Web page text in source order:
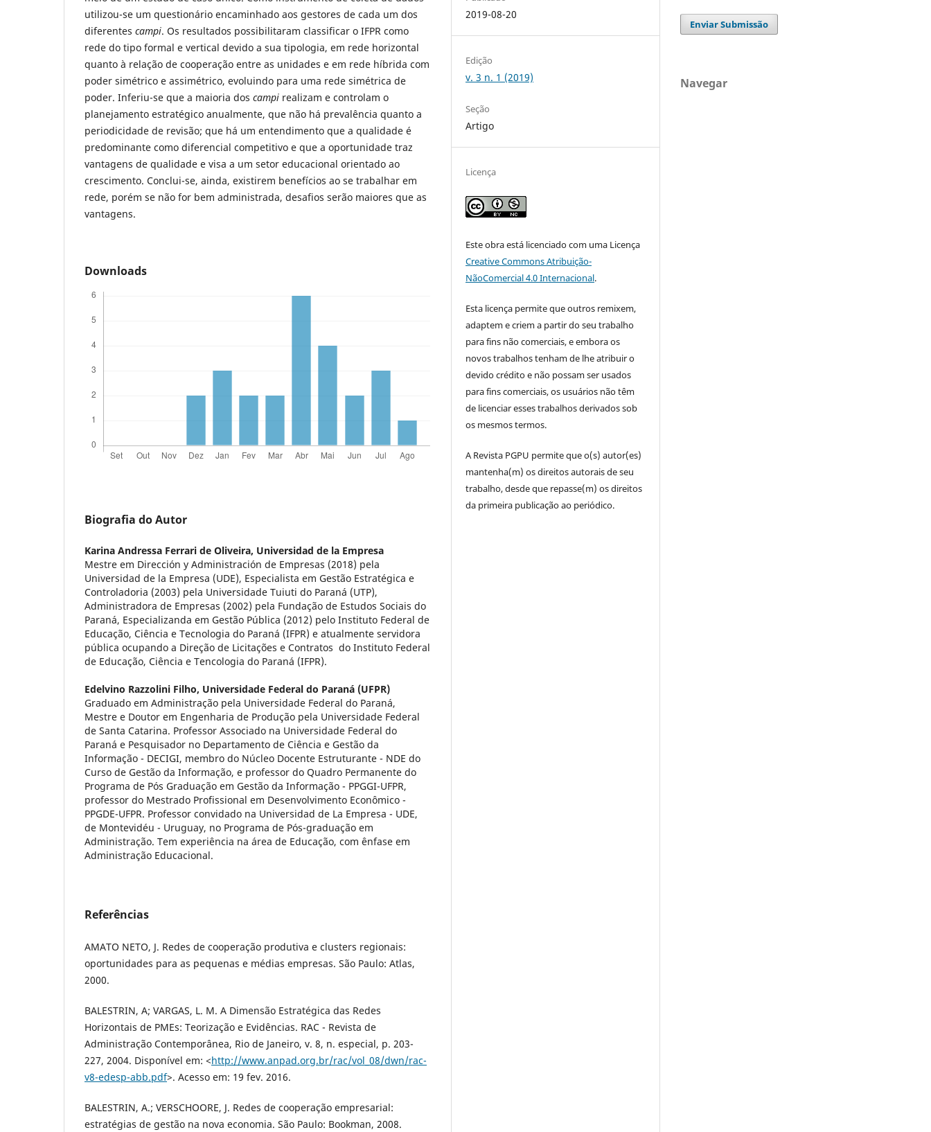
utilizou-se um questionário encaminhado aos gestores de cada um dos
diferentes campi. Os resultados possibilitaram classificar o IFPR como
rede do tipo formal e vertical devido a sua tipologia, em rede horizontal
quanto à relação de cooperação entre as unidades e em rede híbrida com
poder simétrico e assimétrico, evoluindo para uma rede simétrica de
poder. Inferiu-se que a maioria dos campi realizam e controlam o
planejamento estratégico anualmente, que não há prevalência quanto a
periodicidade de revisão; que há um entendimento que a qualidade é
predominante como diferencial competitivo e que a oportunidade traz
vantagens de qualidade e visa a um setor educacional orientado ao
crescimento. Conclui-se, ainda, existirem benefícios ao se trabalhar em
rede, porém se não for bem administrada, desafios serão maiores que as
vantagens.
Downloads
Biografia do Autor
Karina Andressa Ferrari de Oliveira, Universidad de la Empresa
Mestre em Dirección y Administración de Empresas (2018) pela
Universidad de la Empresa (UDE), Especialista em Gestão Estratégica e
Controladoria (2003) pela Universidade Tuiuti do Paraná (UTP),
Administradora de Empresas (2002) pela Fundação de Estudos Sociais do
Paraná, Especializanda em Gestão Pública (2012) pelo Instituto Federal de
Educação, Ciência e Tecnologia do Paraná (IFPR) e atualmente servidora
pública ocupando a Direção de Licitações e Contratos do Instituto Federal
de Educação, Ciência e Tencologia do Paraná (IFPR).
Edelvino Razzolini Filho, Universidade Federal do Paraná (UFPR)
Graduado em Administração pela Universidade Federal do Paraná,
Mestre e Doutor em Engenharia de Produção pela Universidade Federal
de Santa Catarina. Professor Associado na Universidade Federal do
Paraná e Pesquisador no Departamento de Ciência e Gestão da
Informação - DECIGI, membro do Núcleo Docente Estruturante - NDE do
Curso de Gestão da Informação, e professor do Quadro Permanente do
Programa de Pós Graduação em Gestão da Informação - PPGGI-UFPR,
professor do Mestrado Profissional em Desenvolvimento Econômico -
PPGDE-UFPR. Professor convidado na Universidad de La Empresa - UDE,
de Montevidéu - Uruguay, no Programa de Pós-graduação em
Administração. Tem experiência na área de Educação, com ênfase em
Administração Educacional.
Referências
AMATO NETO, J. Redes de cooperação produtiva e clusters regionais:
oportunidades para as pequenas e médias empresas. São Paulo: Atlas,
2000.
BALESTRIN, A; VARGAS, L. M. A Dimensão Estratégica das Redes
Horizontais de PMEs: Teorização e Evidências. RAC - Revista de
Administração Contemporânea, Rio de Janeiro, v. 8, n. especial, p. 203-
227, 2004. Disponível em: <http://www.anpad.org.br/rac/vol_08/dwn/rac-
v8-edesp-abb.pdf>. Acesso em: 19 fev. 2016.
BALESTRIN, A.; VERSCHOORE, J. Redes de cooperação empresarial:
estratégias de gestão na nova economia. São Paulo: Bookman, 2008.
2019-08-20
Edição
v. 3 n. 1 (2019)
Seção
Artigo
Licença
Este obra está licenciado com uma Licença
Creative Commons Atribuição-
NãoComercial 4.0 Internacional.
Esta licença permite que outros remixem,
adaptem e criem a partir do seu trabalho
para fins não comerciais, e embora os
novos trabalhos tenham de lhe atribuir o
devido crédito e não possam ser usados
para fins comerciais, os usuários não têm
de licenciar esses trabalhos derivados sob
os mesmos termos.
A Revista PGPU permite que o(s) autor(es)
mantenha(m) os direitos autorais de seu
trabalho, desde que repasse(m) os direitos
da primeira publicação ao periódico.
Enviar Submissão
Navegar